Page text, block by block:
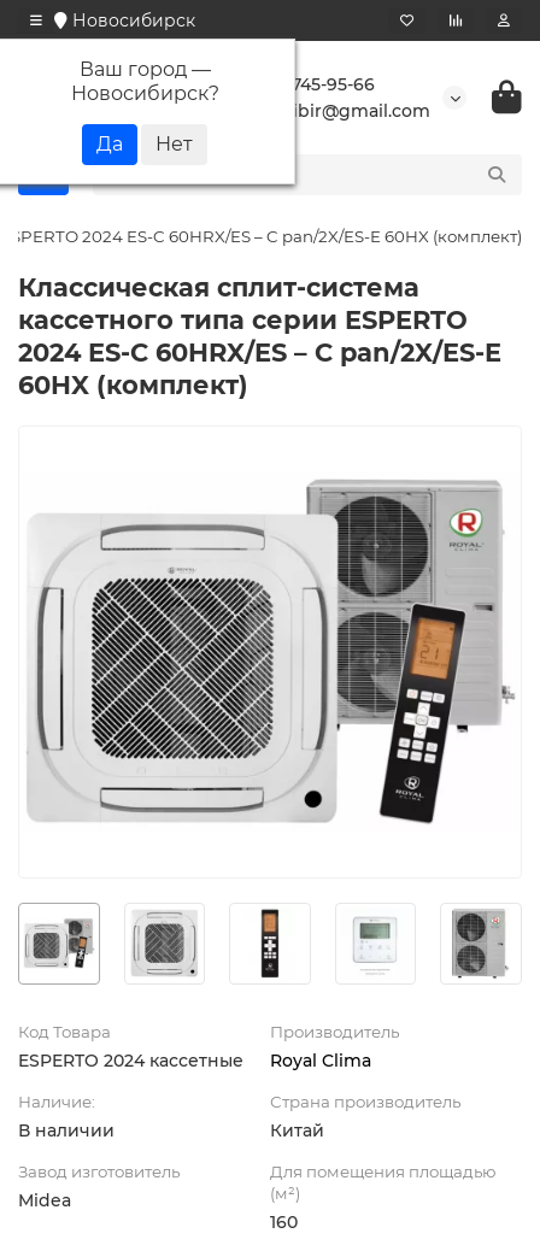
Новосибирск
Ваш город —
Новосибирск?
+7 923 745-95-66
buransibir@gmail.com
2024 ES-C 60HRX/ES – C pan/2X/ES-E 60HX (комплект)
Классическая сплит-система
кассетного типа серии ESPERTO
2024 ES-C 60HRX/ES – C pan/2X/ES-E
60HX (комплект)
Код Товара
ESPERTO 2024 кассетные
Производитель
Royal Clima
Наличие:
В наличии
Страна производитель
Китай
Завод изготовитель
Midea
Для помещения площадью
(м²)
160